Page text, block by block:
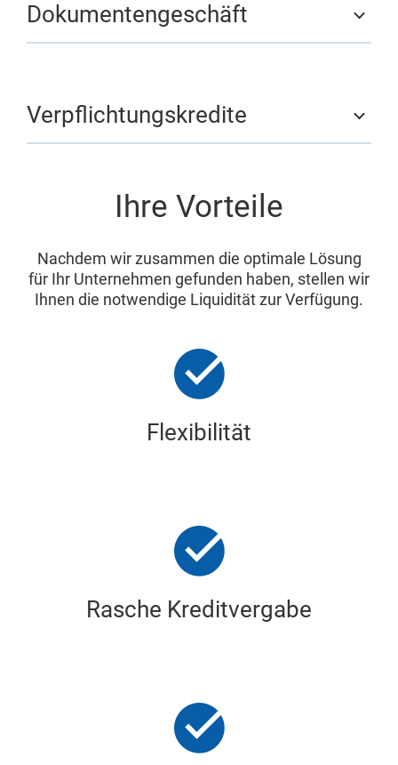
Dokumentengeschäft
Verpflichtungskredite
Ihre Vorteile
Nachdem wir zusammen die optimale Lösung
für Ihr Unternehmen gefunden haben, stellen wir
Ihnen die notwendige Liquidität zur Verfügung.
Flexibilität
Rasche Kreditvergabe